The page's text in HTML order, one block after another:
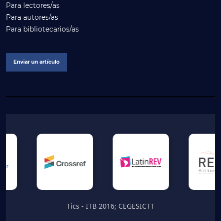
Para lectores/as
Para autores/as
Para bibliotecarios/as
Enviar un artículo
Tics - ITB 2016; CEGESICTT